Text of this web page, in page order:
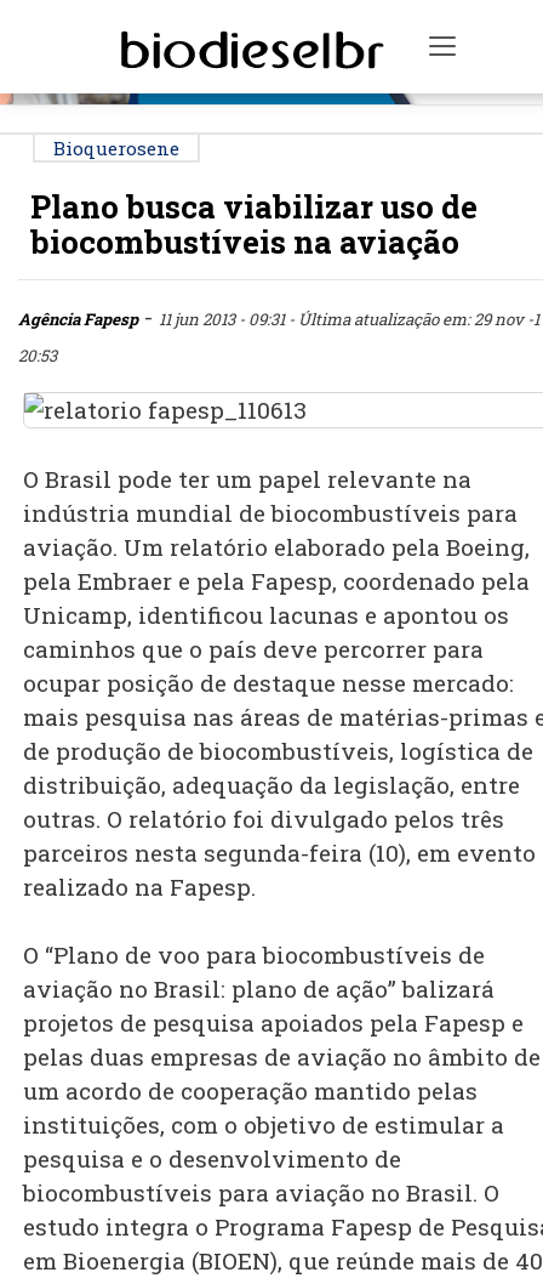
Toggle
Bioquerosene
Plano busca viabilizar uso de
biocombustíveis na aviação
Agência Fapesp- 11 jun 2013 - 09:31 - Última atualização em: 29 nov -1
20:53
O Brasil pode ter um papel relevante na
indústria mundial de biocombustíveis para
aviação. Um relatório elaborado pela Boeing,
pela Embraer e pela Fapesp, coordenado pela
Unicamp, identificou lacunas e apontou os
caminhos que o país deve percorrer para
ocupar posição de destaque nesse mercado:
mais pesquisa nas áreas de matérias-primas
de produção de biocombustíveis, logística de
distribuição, adequação da legislação, entre
outras. O relatório foi divulgado pelos três
parceiros nesta segunda-feira (10), em evento
realizado na Fapesp.
O “Plano de voo para biocombustíveis de
aviação no Brasil: plano de ação” balizará
projetos de pesquisa apoiados pela Fapesp e
pelas duas empresas de aviação no âmbito de
um acordo de cooperação mantido pelas
instituições, com o objetivo de estimular a
pesquisa e o desenvolvimento de
biocombustíveis para aviação no Brasil. O
estudo integra o Programa Fapesp de
em Bioenergia (BIOEN), que reúnde mais de